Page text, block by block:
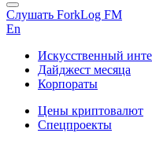
Слушать ForkLog FM
En
Искусственный
Дайджест месяца
Корпораты
Цены криптовалют
Спецпроекты